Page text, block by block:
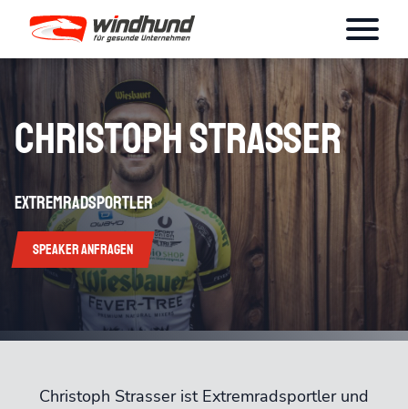
Christoph Strasser
Extremradsportler
Speaker anfragen
Christoph Strasser ist Extremradsportler und